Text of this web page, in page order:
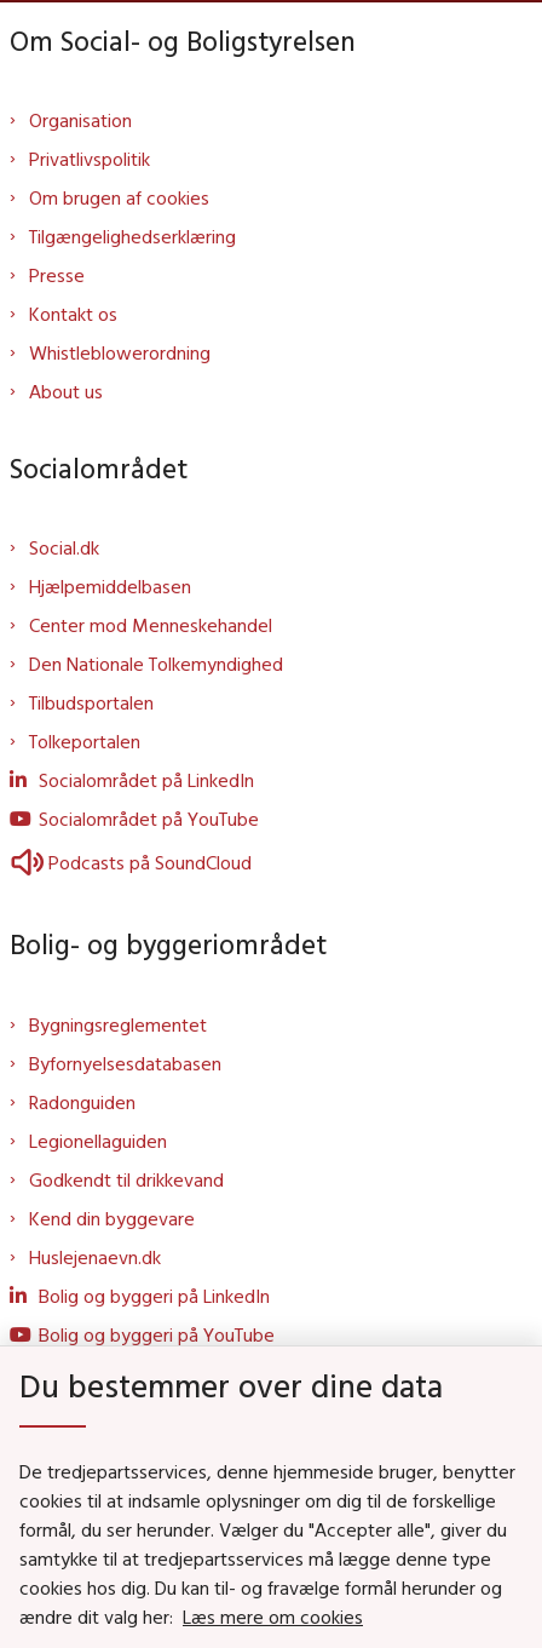
Om Social- og Boligstyrelsen
Organisation
Privatlivspolitik
Om brugen af cookies
Tilgængelighedserklæring
Presse
Kontakt os
Whistleblowerordning
About us
Socialområdet
Social.dk
Hjælpemiddelbasen
Center mod Menneskehandel
Den Nationale Tolkemyndighed
Tilbudsportalen
Tolkeportalen
Socialområdet på LinkedIn
Socialområdet på YouTube
Podcasts på SoundCloud
Bolig- og byggeriområdet
Bygningsreglementet
Byfornyelsesdatabasen
Radonguiden
Legionellaguiden
Godkendt til drikkevand
Kend din byggevare
Huslejenaevn.dk
Bolig og byggeri på LinkedIn
Bolig og byggeri på YouTube
Social- og Boligministeriet
Job i Social- og Boligstyrelsen
Puljer og tilskud
Nyhedsbreve
Du bestemmer over dine data
De tredjepartsservices, denne hjemmeside bruger, benytter
cookies til at indsamle oplysninger om dig til de forskellige
formål, du ser herunder. Vælger du "Accepter alle", giver du
samtykke til at tredjepartsservices må lægge denne type
cookies hos dig. Du kan til- og fravælge formål herunder og
ændre dit valg her: Læs mere om cookies